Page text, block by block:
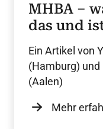
MHBA –
das und
Ein Artikel von
(Hamburg) und
(Aalen)
Mehr